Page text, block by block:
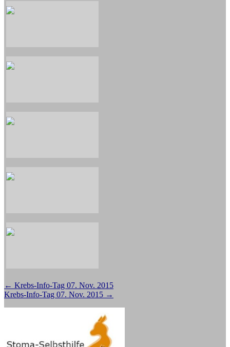
Beitragsnavigation
← Krebs-Info-Tag 07. Nov. 2015
Krebs-Info-Tag 07. Nov. 2015 →